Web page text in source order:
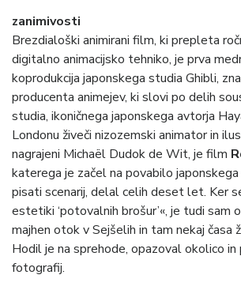
zanimivosti
Brezdialoški animirani film, ki prepleta
digitalno animacijsko tehniko, je prva
koprodukcija japonskega studia Ghibli,
producenta animejev, ki slovi po delih
studia, ikoničnega japonskega avtorja
Londonu živeči nizozemski animator in
nagrajeni Michaël Dudok de Wit, je film
katerega je začel na povabilo
pisati scenarij, delal celih deset let. Ker
estetiki ‘potovalnih brošur’«, je tudi sam
majhen otok v Sejšelih in tam nekaj časa
Hodil je na sprehode, opazoval okolico
fotografij.